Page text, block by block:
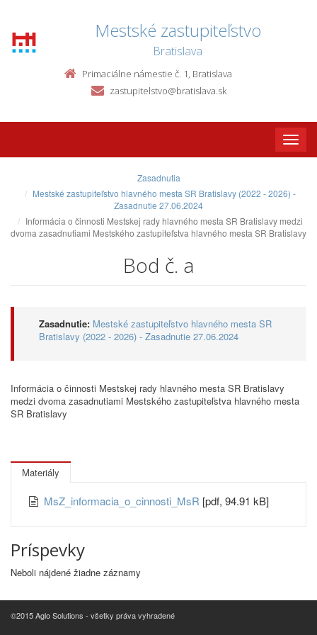
Mestské zastupiteľstvo
Bratislava
Primaciálne námestie č. 1, Bratislava
zastupitelstvo@bratislava.sk
Toggle
Zasadnutia
Mestské zastupiteľstvo hlavného mesta SR Bratislavy (2022 - 2026) -
Zasadnutie 27.06.2024
Informácia o činnosti Mestskej rady hlavného mesta SR Bratislavy medzi
dvoma zasadnutiami Mestského zastupiteľstva hlavného mesta SR Bratislavy
Bod č. a
Zasadnutie: Mestské zastupiteľstvo hlavného mesta SR
Bratislavy (2022 - 2026) - Zasadnutie 27.06.2024
Informácia o činnosti Mestskej rady hlavného mesta SR Bratislavy
medzi dvoma zasadnutiami Mestského zastupiteľstva hlavného mesta
SR Bratislavy
Materiály
MsZ_informacia_o_cinnosti_MsR [pdf, 94.91 kB]
Príspevky
Neboli nájdené žiadne záznamy
©2015 Aglo Solutions - všetky práva vyhradené